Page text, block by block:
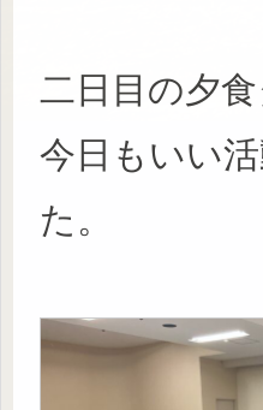
二日目の夕食
今日もいい
た。